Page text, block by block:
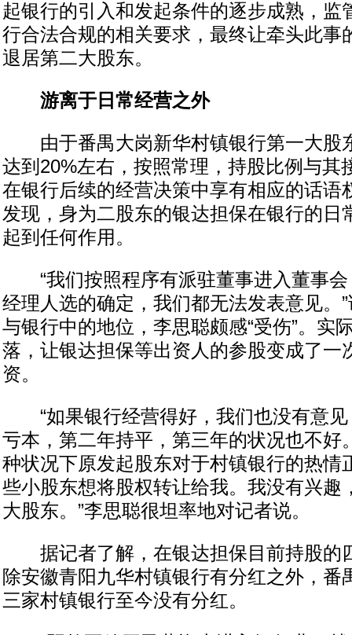
起银行的引入和发起条件的逐步成熟，监
行合法合规的相关要求，最终让牵头此事
退居第二大股东。
游离于日常经营之外
由于番禺大岗新华村镇银行第一大股
达到20%左右，按照常理，持股比例与其
在银行后续的经营决策中享有相应的话语
发现，身为二股东的银达担保在银行的日
起到任何作用。
“我们按照程序有派驻董事进入董事会
经理人选的确定，我们都无法发表意见。”
与银行中的地位，李思聪颇感“受伤”。实
落，让银达担保等出资人的参股变成了一
资。
“如果银行经营得好，我们也没有意见
亏本，第二年持平，第三年的状况也不好
种状况下原发起股东对于村镇银行的热情
些小股东想将股权转让给我。我没有兴趣
大股东。”李思聪很坦率地对记者说。
据记者了解，在银达担保目前持股的
除安徽青阳九华村镇银行有分红之外，番
三家村镇银行至今没有分红。